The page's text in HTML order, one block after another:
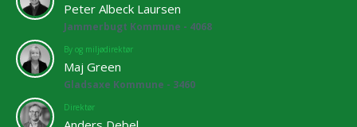
Peter Albeck Laursen
Jammerbugt Kommune - 4068
By og miljødirektør
Maj Green
Gladsaxe Kommune - 3460
Direktør